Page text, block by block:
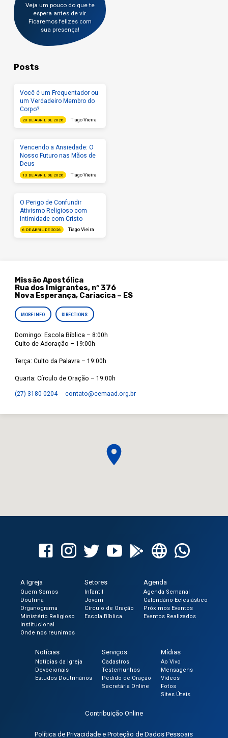
Veja um pouco do que te
espera antes de vir.
Ficaremos felizes com
sua presença!
Posts
Você é um Frequentador ou
um Verdadeiro Membro do
Corpo?
20 DE ABRIL DE 2026 Tiago Vieira
Vencendo a Ansiedade: O
Nosso Futuro nas Mãos de
Deus
13 DE ABRIL DE 2026 Tiago Vieira
O Perigo de Confundir
Ativismo Religioso com
Intimidade com Cristo
6 DE ABRIL DE 2026 Tiago Vieira
Missão Apostólica
Rua dos Imigrantes, nº 376
Nova Esperança, Cariacica – ES
MORE INFO DIRECTIONS
Domingo: Escola Bíblica – 8:00h
Culto de Adoração – 19:00h
Terça: Culto da Palavra – 19:00h
Quarta: Círculo de Oração – 19:00h
(27) 3180-0204 contato​@cemaad.org.br
A Igreja
Quem Somos
Doutrina
Organograma
Ministério Religioso
Institucional
Onde nos reunimos
Setores
Infantil
Jovem
Círculo de Oração
Escola Bíblica
Agenda
Agenda Semanal
Calendário Eclesiástico
Próximos Eventos
Eventos Realizados
Notícias
Notícias da Igreja
Devocionais
Estudos Doutrinários
Serviços
Cadastros
Testemunhos
Pedido de Oração
Secretária Online
Mídias
Ao Vivo
Mensagens
Vídeos
Fotos
Sites Úteis
Contribuição Online
Política de Privacidade e Proteção de Dados Pessoais